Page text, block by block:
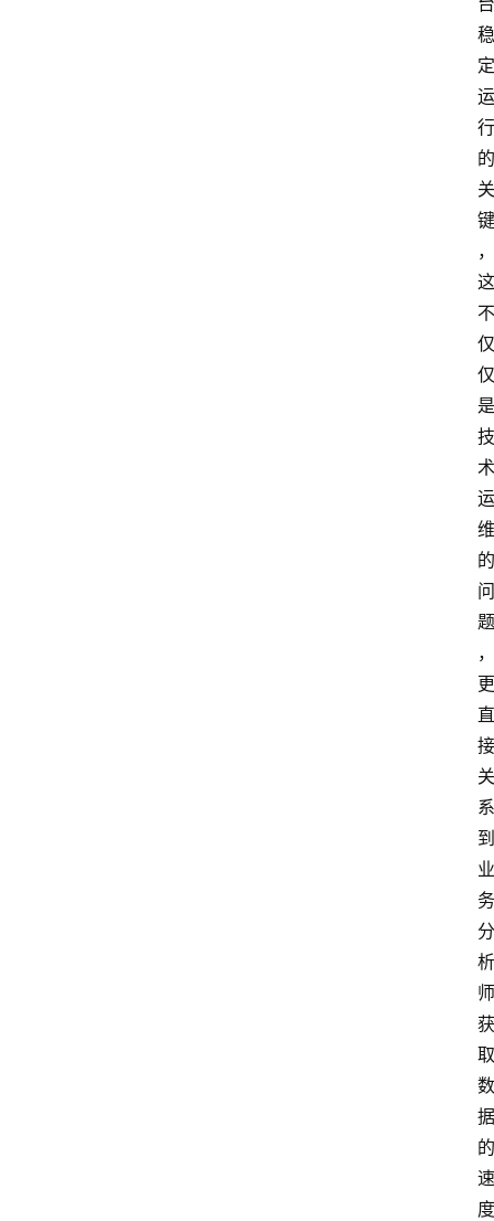
稳
定
运
行
的
关
键
，
这
不
仅
仅
是
技
术
运
维
的
问
题
，
更
直
接
关
系
到
业
务
分
析
师
获
取
数
据
的
速
度